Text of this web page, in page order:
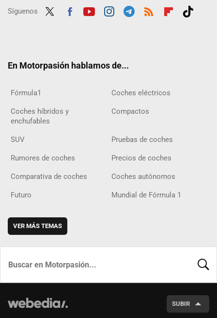
Síguenos
En Motorpasión hablamos de...
Fórmula1 Coches eléctricos
Coches híbridos y
enchufables
Compactos
SUV Pruebas de coches
Rumores de coches Precios de coches
Comparativa de coches Coches autónomos
Futuro Mundial de Fórmula 1
VER MÁS TEMAS
SUBIR